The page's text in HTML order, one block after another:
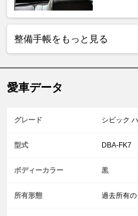
整備手帳をもっと見る
愛車データ
グレード シビック
型式 DBA-FK7
ボディーカラー 黒
所有形態 過去所有